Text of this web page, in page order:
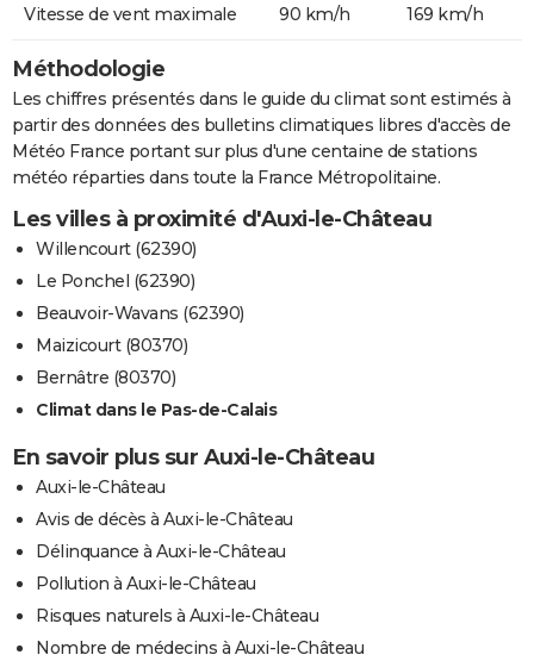
Vitesse de vent maximale 90 km/h 169 km/h
Méthodologie
Les chiffres présentés dans le guide du climat sont estimés à
partir des données des bulletins climatiques libres d'accès de
Météo France portant sur plus d'une centaine de stations
météo réparties dans toute la France Métropolitaine.
Les villes à proximité d'Auxi-le-Château
Willencourt (62390)
Le Ponchel (62390)
Beauvoir-Wavans (62390)
Maizicourt (80370)
Bernâtre (80370)
Climat dans le Pas-de-Calais
En savoir plus sur Auxi-le-Château
Auxi-le-Château
Avis de décès à Auxi-le-Château
Délinquance à Auxi-le-Château
Pollution à Auxi-le-Château
Risques naturels à Auxi-le-Château
Nombre de médecins à Auxi-le-Château